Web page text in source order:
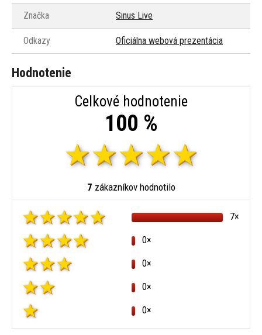
Značka Sinus Live
Odkazy Oficiálna webová prezentácia
Hodnotenie
Celkové hodnotenie
100 %
7 zákazníkov hodnotilo
7×
0×
0×
0×
0×